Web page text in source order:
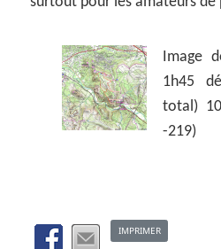
Image
1h45
total)
-219)
IMPRIMER